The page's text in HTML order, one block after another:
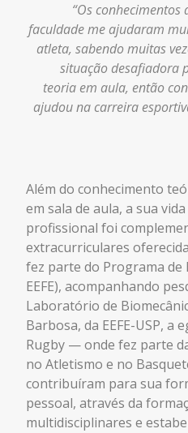
“Os
faculdade me ajudaram
atleta, sabendo muitas
situação desafiadora
teoria em aula, então
ajudou na carreira
Além do conhecimento
em sala de aula, a sua
profissional foi
extracurriculares
fez parte do Programa de
EEFE), acompanhando
Laboratório de
Barbosa, da EEFE-USP,
Rugby — onde fez parte
no Atletismo e no
contribuíram para sua
pessoal, através da
multidisciplinares e